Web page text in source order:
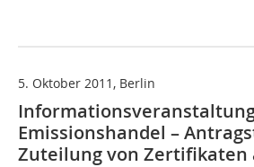
5. Oktober 2011, Berlin
Emissionshandel –
Zuteilung von Zertifikaten